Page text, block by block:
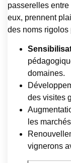
passerelles
eux, prennent
des noms rigolos
domaines.
des visites
les
vignerons